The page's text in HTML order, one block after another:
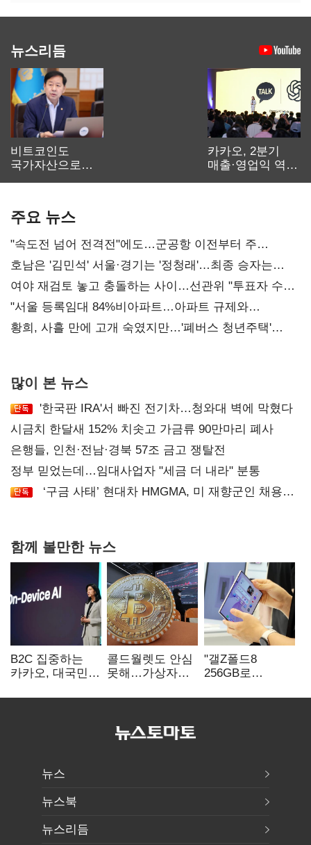
뉴스리듬
비트코인도
국가자산으로…'
카카오, 2분기
매출·영업익 역대
주요 뉴스
"속도전 넘어 전격전"에도…군공항 이전부터 주
52시간까지 '뇌관'
호남은 '김민석' 서울·경기는 '정청래'…최종 승자는
'안갯속'
여야 재검토 놓고 충돌하는 사이…선관위 "투표자 수
오차 당연"
"서울 등록임대 84%비아파트…아파트 규제와
달리해야"
황희, 사흘 만에 고개 숙였지만…'폐버스 청년주택'
많이 본 뉴스
'한국판 IRA'서 빠진 전기차…청와대 벽에 막혔다
시금치 한달새 152% 치솟고 가금류 90만마리 폐사
은행들, 인천·전남·경북 57조 금고 쟁탈전
정부 믿었는데…임대사업자 "세금 더 내라" 분통
‘구금 사태’ 현대차 HMGMA, 미 재향군인 채용
함께 볼만한 뉴스
B2C 집중하는
카카오, 대국민
AI' 사활
콜드월렛도 안심
못해…가상자산
'보안 시험대'
"갤Z폴드8
256GB로
추가"
뉴스
뉴스북
뉴스리듬